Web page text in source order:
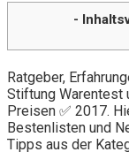
-
Ratgeber,
Stiftung Warentest
Preisen ✅ 2017.
Bestenlisten und
Tipps aus der